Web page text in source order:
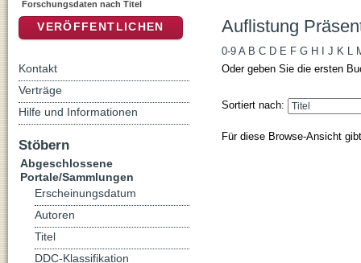
Forschungsdaten nach Titel
Auflistung
0-9 A B C D E F G H J K L
Oder geben Sie die ersten
Sortiert nach:
Für diese Browse-Ansicht
VERÖFFENTLICHEN
Kontakt
Verträge
Hilfe und Informationen
Stöbern
Abgeschlossene
Portale/Sammlungen
Erscheinungsdatum
Autoren
Titel
DDC-Klassifikation